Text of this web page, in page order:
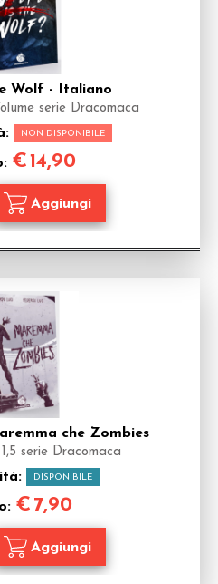
Wolf - Italiano
serie Dracomaca
NON DISPONIBILE
€14,90
che Zombies
serie Dracomaca
DISPONIBILE
€ 7,90